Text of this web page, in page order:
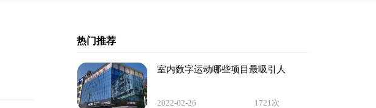
热门推荐
室内数字运动哪些项目最吸引人
2022-02-26 1721次